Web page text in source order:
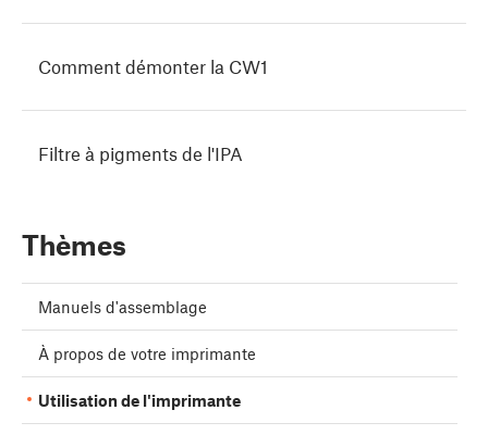
Comment démonter la CW1
Filtre à pigments de l'IPA
Thèmes
Manuels d'assemblage
À propos de votre imprimante
Utilisation de l'imprimante